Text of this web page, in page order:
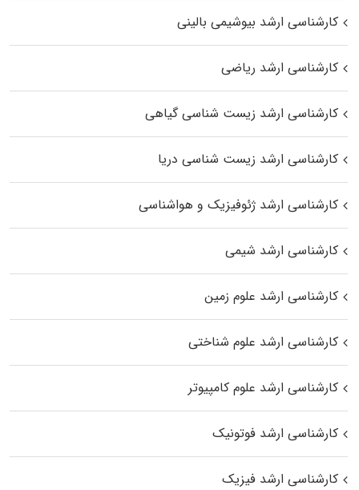
کارشناسی ارشد بیوشیمی بالینی
کارشناسی ارشد ریاضی
کارشناسی ارشد زیست‌ شناسی گیاهی
کارشناسی ارشد زیست‌ شناسی دریا
کارشناسی ارشد ژئوفیزیک و هواشناسی
کارشناسی ارشد شیمی
کارشناسی ارشد علوم زمین
کارشناسی ارشد علوم شناختی
کارشناسی ارشد علوم کامپیوتر
کارشناسی ارشد فوتونیک
کارشناسی ارشد فیزیک